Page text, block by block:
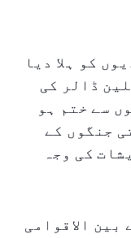
کو ہلا دیا
میں تقریباً ۵ ٹریلین ڈالر کی
سے ختم ہو
جنگوں کے
کی وجہ
الاقوامی